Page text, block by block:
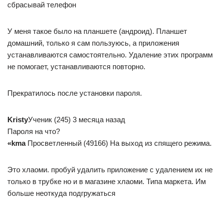
сбрасывай телефон
У меня такое было на планшете (андроид). Планшет
домашний, только я сам пользуюсь, а приложения
устанавливаются самостоятельно. Удаление этих программ
не помогает, устанавливаются повторно.
Прекратилось после установки пароля.
KristyУченик (245) 3 месяца назад
Пароля на что?
«kmaПросветленный (49166) На выход из спящего режима.
Это хлаоми. пробуй удалить приложение с удалением их не
только в трубке но и в магазине хлаоми. Типа маркета. Им
больше неоткуда подгружаться